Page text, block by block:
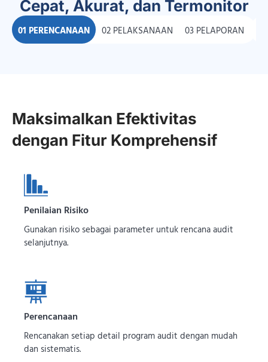
Cepat, Akurat, dan Termonitor
01 PERENCANAAN 02 PELAKSANAAN 03 PELAPORAN
Maksimalkan Efektivitas
dengan Fitur Komprehensif
Penilaian Risiko
Gunakan risiko sebagai parameter untuk rencana audit
selanjutnya.
Perencanaan
Rencanakan setiap detail program audit dengan mudah
dan sistematis.